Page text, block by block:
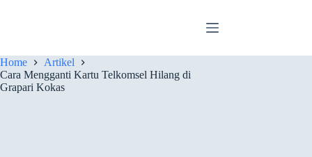
Home
Artikel
Cara Mengganti Kartu Telkomsel Hilang di
Grapari Kokas